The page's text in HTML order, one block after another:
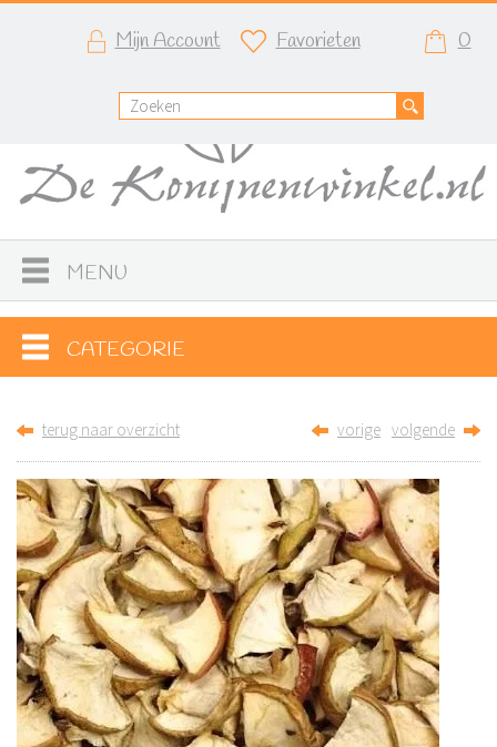
Mijn Account Favorieten 0
MENU
CATEGORIE
terug naar overzicht vorige volgende